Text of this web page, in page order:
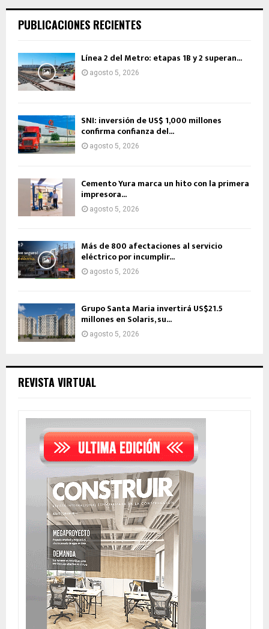
PUBLICACIONES RECIENTES
Línea 2 del Metro: etapas 1B y 2 superan...
agosto 5, 2026
SNI: inversión de US$ 1,000 millones
confirma confianza del...
agosto 5, 2026
Cemento Yura marca un hito con la primera
impresora...
agosto 5, 2026
Más de 800 afectaciones al servicio
eléctrico por incumplir...
agosto 5, 2026
Grupo Santa Maria invertirá US$21.5
millones en Solaris, su...
agosto 5, 2026
REVISTA VIRTUAL